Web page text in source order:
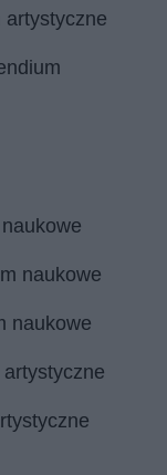
artystyczne
naukowe
naukowe